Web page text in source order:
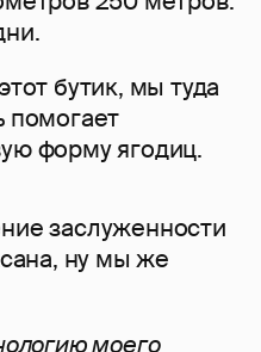
бутик, мы туда
помогает
форму ягодиц.
заслуженности
ну мы же
моего